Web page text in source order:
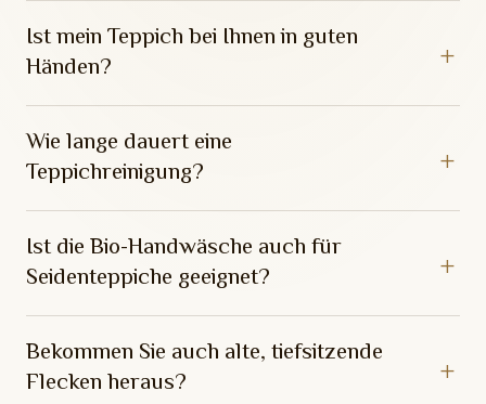
Ist mein Teppich bei Ihnen in guten
Händen?
Wie lange dauert eine
Teppichreinigung?
Ist die Bio-Handwäsche auch für
Seidenteppiche geeignet?
Bekommen Sie auch alte, tiefsitzende
Flecken heraus?